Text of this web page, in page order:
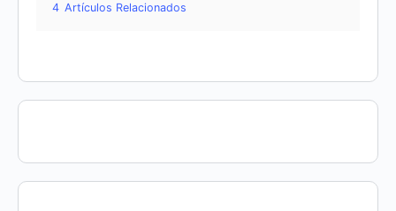
4 Artículos Relacionados